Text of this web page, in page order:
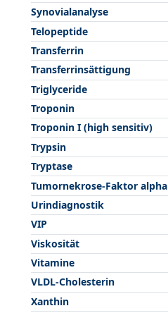
Synovialanalyse
Telopeptide
Transferrin
Transferrinsättigung
Triglyceride
Troponin
Troponin I (high sensitiv)
Trypsin
Tryptase
Tumornekrose-Faktor alpha
Urindiagnostik
VIP
Viskosität
Vitamine
VLDL-Cholesterin
Xanthin